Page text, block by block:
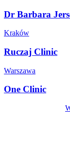
Dr Barbara
Kraków
Ruczaj Clinic
Warszawa
One Clinic